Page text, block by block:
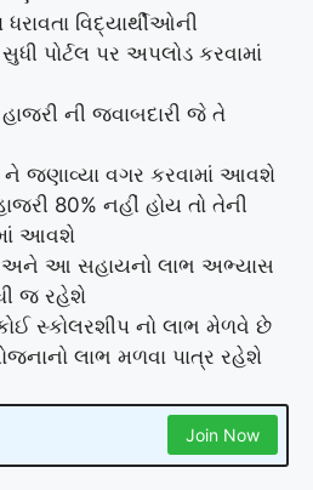
વિદ્યાર્થીઓની
પોર્ટલ પર અપલોડ કરવામાં
હાજરી ની જવાબદારી જે તે
ને જણાવ્યા વગર કરવામાં આવશે
80% નહીં હોય તો તેની
આવશે
અને આ સહાયનો લાભ અભ્યાસ
જ રહેશે
કોઈ સ્કોલરશીપ નો લાભ મેળવે છે
લાભ મળવા પાત્ર રહેશે
Join Now